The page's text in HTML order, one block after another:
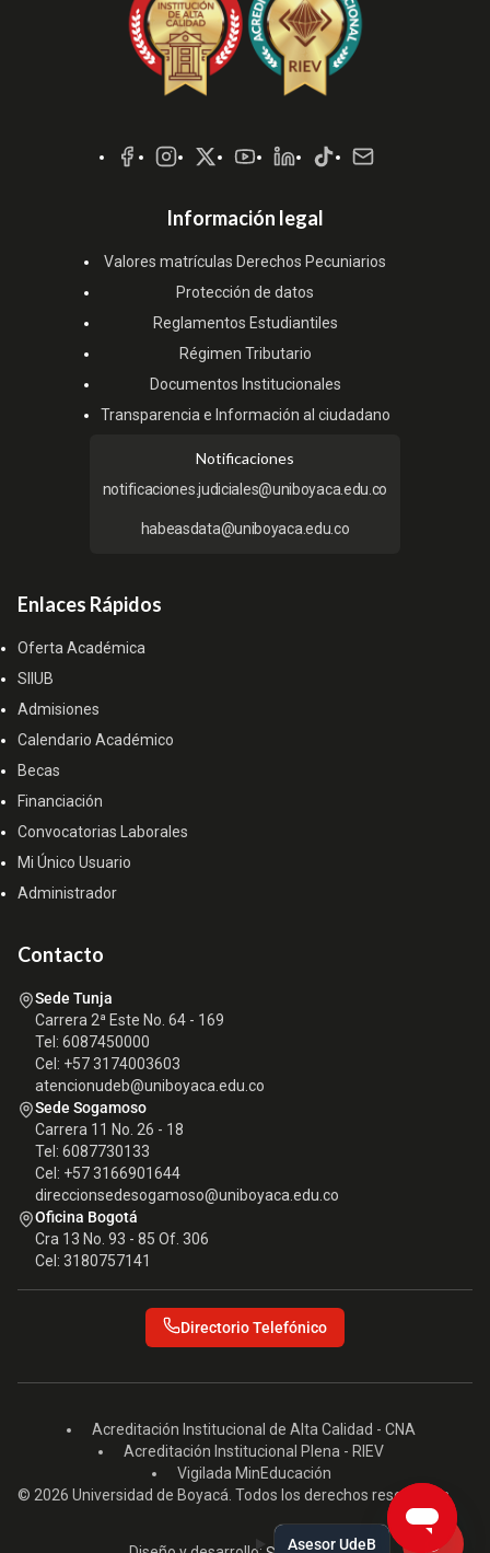
Sociales
Información legal
Valores matrículas Derechos Pecuniarios
Protección de datos
Reglamentos Estudiantiles
Régimen Tributario
Documentos Institucionales
Transparencia e Información al ciudadano
Notificaciones
notificaciones.judiciales@uniboyaca.edu.co
habeasdata@uniboyaca.edu.co
Enlaces Rápidos
Oferta Académica
SIIUB
Admisiones
Calendario Académico
Becas
Financiación
Convocatorias Laborales
Mi Único Usuario
Administrador
Contacto
Sede Tunja
Carrera 2ª Este No. 64 - 169
Tel: 6087450000
Cel: +57 3174003603
atencionudeb@uniboyaca.edu.co
Sede Sogamoso
Carrera 11 No. 26 - 18
Tel: 6087730133
Cel: +57 3166901644
direccionsedesogamoso@uniboyaca.edu.co
Oficina Bogotá
Cra 13 No. 93 - 85 Of. 306
Cel: 3180757141
Directorio Telefónico
Acreditación Institucional de Alta Calidad - CNA
Acreditación Institucional Plena - RIEV
Vigilada MinEducación
© 2026 Universidad de Boyacá. Todos los derechos reservados.
Asesor UdeB